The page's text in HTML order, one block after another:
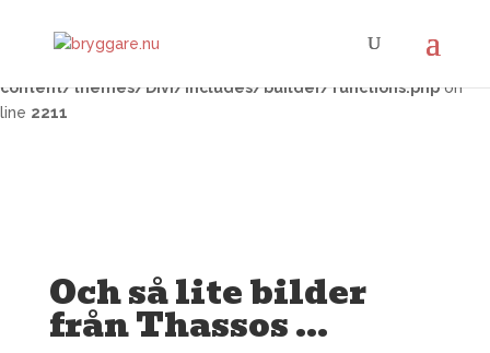
Warning: Trying to access array offset on false in
content/themes/Divi/includes/builder/functions.phpon
line 2211
Och så lite bilder
från Thassos …